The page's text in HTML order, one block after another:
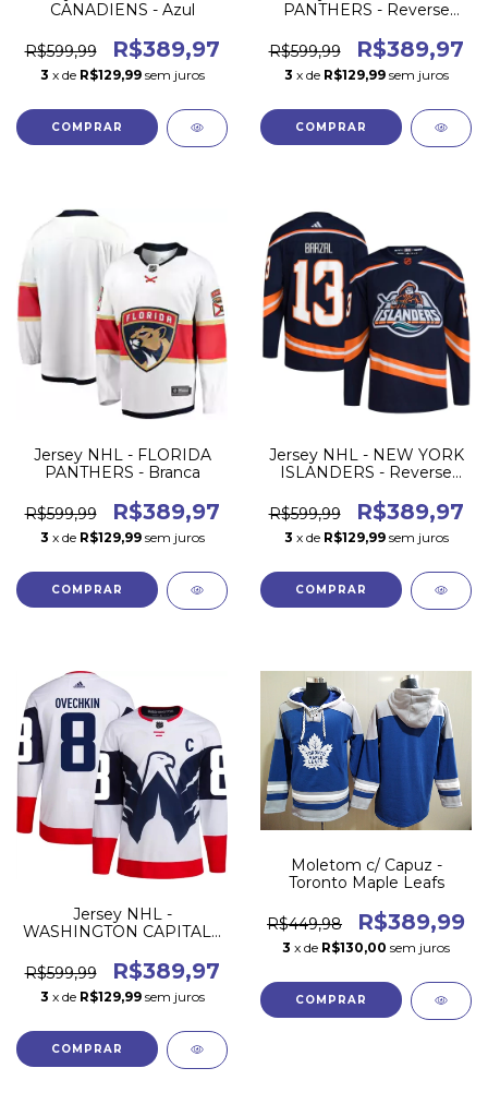
CANADIENS - Azul
R$599,99 R$389,97
3 x de R$129,99 sem juros
COMPRAR
PANTHERS - Reverse
R$599,99
R$389,97
3 x de R$129,99 sem juros
COMPRAR
Jersey NHL - FLORIDA
PANTHERS - Branca
R$599,99 R$389,97
3 x de R$129,99 sem juros
COMPRAR
Jersey NHL - NEW YORK
ISLANDERS - Reverse
R$599,99
R$389,97
3 x de R$129,99 sem juros
COMPRAR
Jersey NHL -
WASHINGTON CAPITALS
R$599,99
R$389,97
3 x de R$129,99 sem juros
COMPRAR
Moletom c/ Capuz -
Toronto Maple Leafs
R$449,98 R$389,99
3 x de R$130,00 sem juros
COMPRAR